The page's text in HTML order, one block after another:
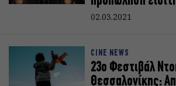
02.03.2021
CINE NEWS
23ο Φεστιβάλ
Θεσσαλονίκης: